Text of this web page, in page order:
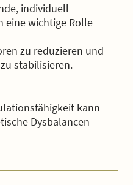
individuell
eine wichtige Rolle
zu reduzieren und
stabilisieren.
kann
Dysbalancen